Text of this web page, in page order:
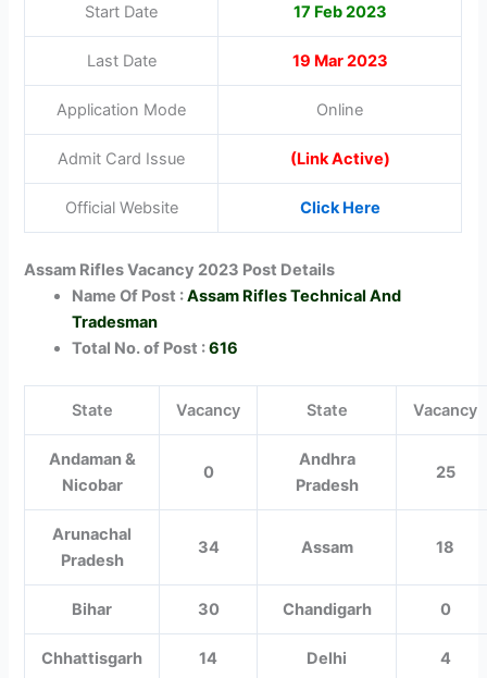
Start Date 17 Feb 2023
Last Date 19 Mar 2023
Application Mode Online
Admit Card Issue (Link Active)
Official Website Click Here
Assam Rifles Vacancy 2023 Post Details
Name Of Post :Assam Rifles Technical And
Tradesman
Total No. of Post :616
State Vacancy State Vacancy
Andaman &
Nicobar
0
Andhra
Pradesh
25
Arunachal
Pradesh
34 Assam 18
Bihar 30 Chandigarh 0
Chhattisgarh 14 Delhi 4